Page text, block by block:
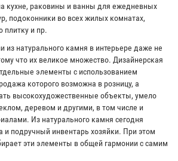
кухне, раковины и ванны для ежедневных
подоконники во всех жилых комнатах,
плитку и пр.
натурального камня в интерьере даже не
что их великое множество. Дизайнерская
элементы с использованием
которого возможна в розницу, а
высокохудожественные объекты, умело
деревом и другими, в том числе и
Из натурального камня сегодня
и подручный инвентарь хозяйки. При этом
эти элементы в общей гармонии с самим